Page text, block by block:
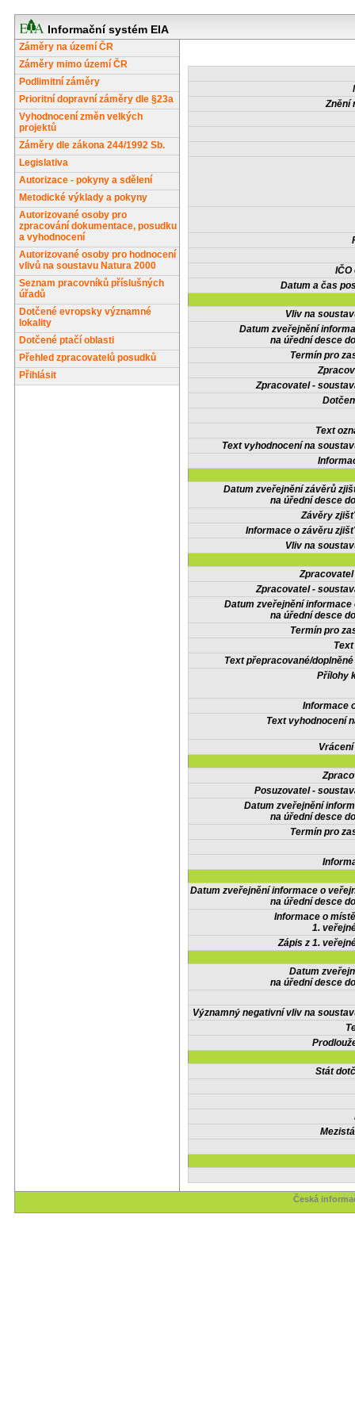
Informační systém EIA
Záměry na území ČR
Záměry mimo území ČR
Podlimitní záměry
Prioritní dopravní záměry dle §23a
Vyhodnocení změn velkých
projektů
Záměry dle zákona 244/1992 Sb.
Legislativa
Autorizace - pokyny a sdělení
Metodické výklady a pokyny
Autorizované osoby pro
zpracování dokumentace, posudku
a vyhodnocení
Autorizované osoby pro hodnocení
vlivů na soustavu Natura 2000
Seznam pracovníků příslušných
úřadů
Dotčené evropsky významné
lokality
Dotčené ptačí oblasti
Přehled zpracovatelů posudků
Přihlásit
Znění
IČO
Datum a čas
Vliv na
Datum zveřejnění
na úřední desce
Termín pro
Zpracovatel -
Text
Text vyhodnocení na
Datum zveřejnění závěrů
na úřední desce
Závěry
Informace o závěru
Vliv na
Zpracovatel -
Datum zveřejnění informace
na úřední desce
Termín pro
Text přepracované/
Přílohy
Informace
Text vyhodnocení
Posuzovatel -
Datum zveřejnění
na úřední desce
Termín pro
Datum zveřejnění informace o
na úřední desce
Informace o
1.
Zápis z 1.
Datum
na úřední desce
Významný negativní vliv na
Stát
Česká